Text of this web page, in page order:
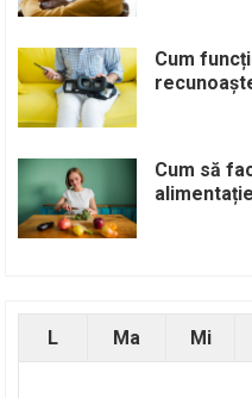
Cum
Cum să
L Ma Mi